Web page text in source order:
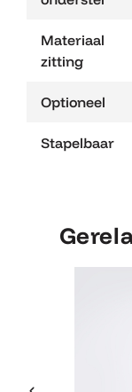
Materiaal
zitting
Optioneel
Stapelbaar